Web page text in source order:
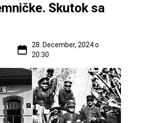
Skutok sa
28. December, 2024 o
20:30